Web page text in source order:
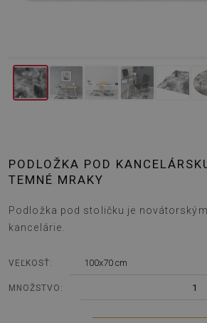
PODLOŽKA POD
TEMNÉ MRAKY
Podložka pod stoličku je
kancelárie.
VEĽKOSŤ: 100x70 cm
MNOŽSTVO: 1